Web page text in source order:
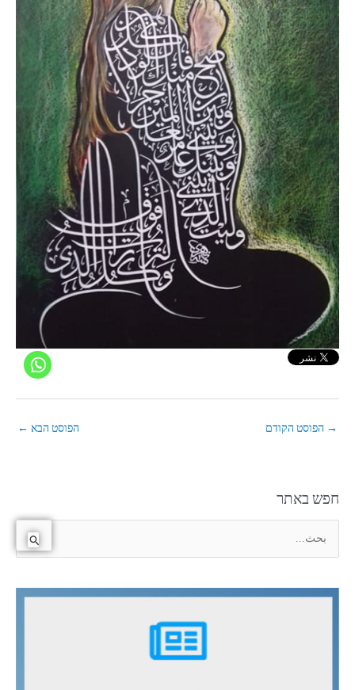
→ הפוסט הקודם הפוסט הבא←
חפש באתר
ب